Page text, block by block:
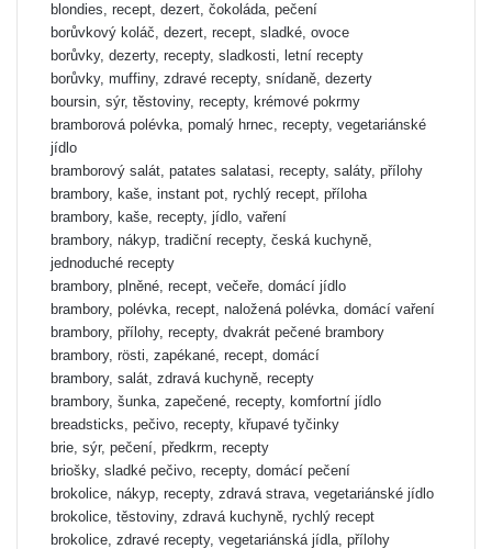
blondies, recept, dezert, čokoláda, pečení
borůvkový koláč, dezert, recept, sladké, ovoce
borůvky, dezerty, recepty, sladkosti, letní recepty
borůvky, muffiny, zdravé recepty, snídaně, dezerty
boursin, sýr, těstoviny, recepty, krémové pokrmy
bramborová polévka, pomalý hrnec, recepty, vegetariánské
jídlo
bramborový salát, patates salatasi, recepty, saláty, přílohy
brambory, kaše, instant pot, rychlý recept, příloha
brambory, kaše, recepty, jídlo, vaření
brambory, nákyp, tradiční recepty, česká kuchyně,
jednoduché recepty
brambory, plněné, recept, večeře, domácí jídlo
brambory, polévka, recept, naložená polévka, domácí vaření
brambory, přílohy, recepty, dvakrát pečené brambory
brambory, rösti, zapékané, recept, domácí
brambory, salát, zdravá kuchyně, recepty
brambory, šunka, zapečené, recepty, komfortní jídlo
breadsticks, pečivo, recepty, křupavé tyčinky
brie, sýr, pečení, předkrm, recepty
briošky, sladké pečivo, recepty, domácí pečení
brokolice, nákyp, recepty, zdravá strava, vegetariánské jídlo
brokolice, těstoviny, zdravá kuchyně, rychlý recept
brokolice, zdravé recepty, vegetariánská jídla, přílohy